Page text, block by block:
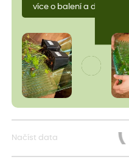
více o balení a dopravě
Načíst data